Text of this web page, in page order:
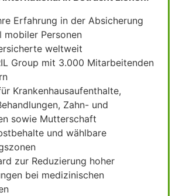
Erfahrung in der Absicherung
mobiler Personen
weltweit
Group mit 3.000 Mitarbeitenden
Krankenhausaufenthalte,
Zahn- und
sowie Mutterschaft
und wählbare
zur Reduzierung hoher
bei medizinischen